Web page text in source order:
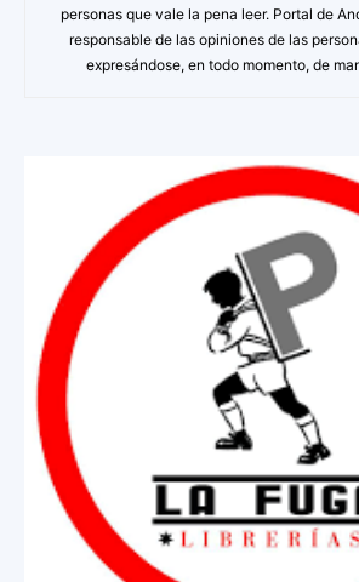
personas que vale la pena leer. Portal de
responsable de las opiniones de las
expresándose, en todo momento, de